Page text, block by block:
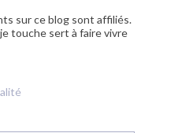
sur ce blog sont affiliés.
touche sert à faire vivre